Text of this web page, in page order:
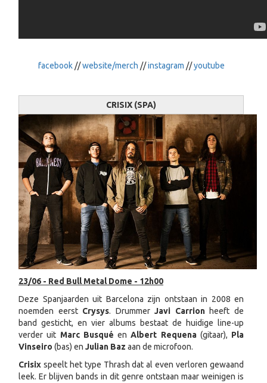
facebook//website/merch //instagram //youtube
CRISIX (SPA)
23/06 - Red Bull Metal Dome - 12h00
Deze Spanjaarden uit Barcelona zijn ontstaan in 2008 en
noemden eerst Crysys. DrummerJavi Carrionheeft de
band gesticht, en vier albums bestaat de huidige line-up
verder uit Marc Busqué enAlbert Requena(gitaar), Pla
Vinseiro (bas) en Julian Baz aan de microfoon.
Crisix speelt het type Thrash dat al even verloren gewaand
leek. Er blijven bands in dit genre ontstaan maar weinigen is